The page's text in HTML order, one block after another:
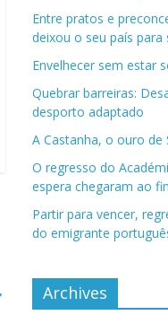
Entre pratos e
deixou o seu país para
Envelhecer sem estar
Quebrar barreiras:
desporto adaptado
A Castanha, o ouro de
O regresso do
espera chegaram ao
Partir para vencer,
do emigrante
Archives